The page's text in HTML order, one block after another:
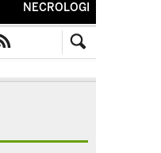
NECROLOGI